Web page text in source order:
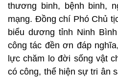
thương binh, bệnh binh,
mạng. Đồng chí Phó Chủ
biểu dương tỉnh Ninh
công tác đền ơn đáp
lực chăm lo đời sống vật
có công, thể hiện sự tri ân